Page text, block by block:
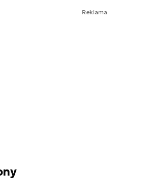
Reklama